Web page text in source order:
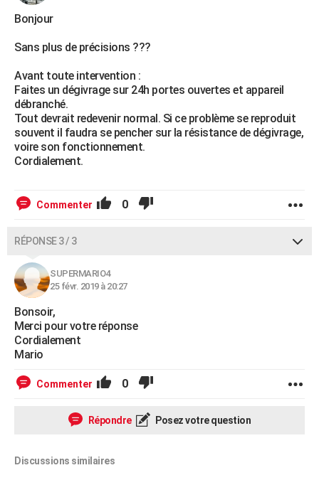
Bonjour
Sans plus de précisions ???
Avant toute intervention :
Faites un dégivrage sur 24h portes ouvertes et appareil
débranché.
Tout devrait redevenir normal. Si ce problème se reproduit
souvent il faudra se pencher sur la résistance de dégivrage,
voire son fonctionnement.
Cordialement.
Commenter 0
RÉPONSE 3 / 3
SUPERMARIO4
25 févr. 2019 à 20:27
Bonsoir,
Merci pour votre réponse
Cordialement
Mario
Commenter 0
Répondre Posez votre question
Discussions similaires